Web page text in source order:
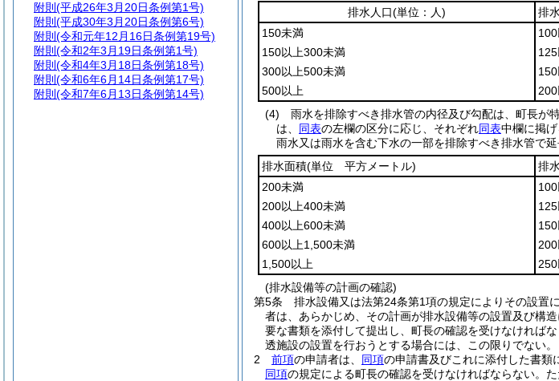
排水人口(単位：人) 排
150未満
150以上300未満
300以上500未満
500以上
(4)
雨水を排除すべき排水管の内径及び勾配は、町長が
は、 同表の左欄の区分に応じ、それぞれ同表中欄に掲
雨水又は雨水を含む下水の一部を排除すべき排水管で
排水面積(単位 平方メートル) 排
200未満
200以上400未満
400以上600未満
600以上1,500未満
1,500以上
(排水設備等の計画の確認)
第5条
排水設備又は法第24条第1項の規定によりその設置
者は、あらかじめ、その計画が排水設備等の設置及び構
要な書類を添付して提出し、町長の確認を受けなければな
透施設の設置を行おうとする場合には、この限りでない。
2
前項の申請者は、 同項の申請書及びこれに添付した書類
同項の規定による町長の確認を受けなければならない。
附則 (平成26年3月20日条例第1号)
附則 (平成30年3月20日条例第6号)
附則 (令和元年12月16日条例第19号)
附則 (令和2年3月19日条例第1号)
附則 (令和4年3月18日条例第18号)
附則 (令和6年6月14日条例第17号)
附則 (令和7年6月13日条例第14号)